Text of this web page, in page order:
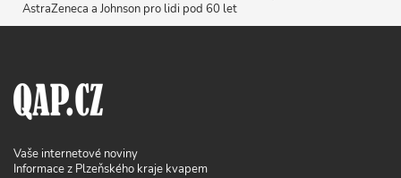
AstraZeneca a Johnson pro lidi pod 60 let
Vaše internetové noviny
Informace z Plzeňského kraje kvapem